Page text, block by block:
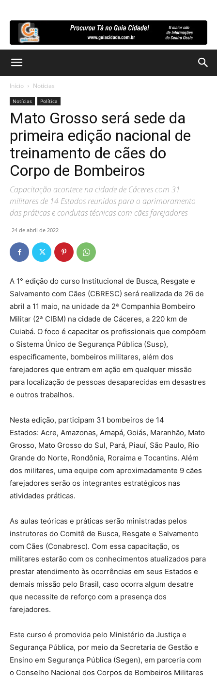
Início Notícias
Notícias Política
Mato Grosso será sede da
primeira edição nacional de
treinamento de cães do
Corpo de Bombeiros
Capacitação acontece na cidade de Cáceres com 31
militares de 14 Estados reunidos para o aprimoramento
das práticas e condutas técnicas com cães farejadores
24 de abril de 2022
A 1° edição do curso Institucional de Busca, Resgate e
Salvamento com Cães (CBRESC) será realizada de 26 de
abril a 11 maio, na unidade da 2ª Companhia Bombeiro
Militar (2ª CIBM) na cidade de Cáceres, a 220 km de
Cuiabá. O foco é capacitar os profissionais que compõem
o Sistema Único de Segurança Pública (Susp),
especificamente, bombeiros militares, além dos
farejadores que entram em ação em qualquer missão
para localização de pessoas desaparecidas em desastres
e outros trabalhos.
Nesta edição, participam 31 bombeiros de 14
Estados: Acre, Amazonas, Amapá, Goiás, Maranhão, Mato
Grosso, Mato Grosso do Sul, Pará, Piauí, São Paulo, Rio
Grande do Norte, Rondônia, Roraima e Tocantins. Além
dos militares, uma equipe com aproximadamente 9 cães
farejadores serão os integrantes estratégicos nas
atividades práticas.
As aulas teóricas e práticas serão ministradas pelos
instrutores do Comitê de Busca, Resgate e Salvamento
com Cães (Conabresc). Com essa capacitação, os
militares estarão com os conhecimentos atualizados para
prestar atendimento às ocorrências em seus Estados e
demais missão pelo Brasil, caso ocorra algum desatre
que necessite de reforço com a presença dos
farejadores.
Este curso é promovida pelo Ministério da Justiça e
Segurança Pública, por meio da Secretaria de Gestão e
Ensino em Segurança Pública (Segen), em parceria com
o Conselho Nacional dos Corpos de Bombeiros Militares